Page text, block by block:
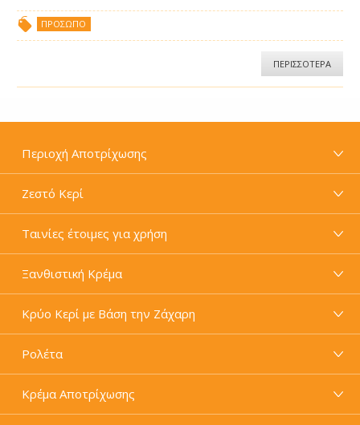
ΠΡΌΣΩΠΟ
ΠΕΡΙΣΣΟΤΕΡΑ
Περιοχή Αποτρίχωσης
Ζεστό Κερί
Ταινίες έτοιμες για χρήση
Ξανθιστική Κρέμα
Κρύο Κερί με Βάση την Ζάχαρη
Ρολέτα
Κρέμα Αποτρίχωσης